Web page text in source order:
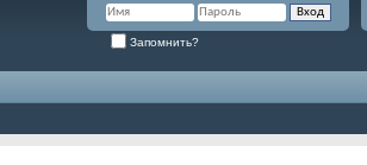
Запомнить?